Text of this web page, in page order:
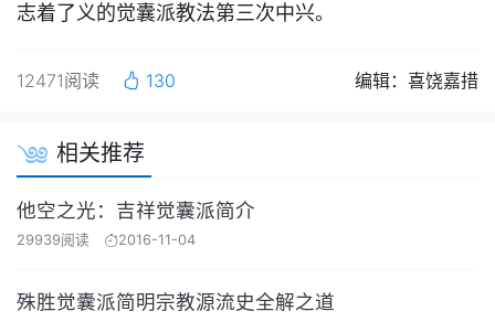
志着了义的觉囊派教法第三次中兴。
12471阅读 130 编辑：喜饶嘉措
相关推荐
他空之光：吉祥觉囊派简介
29939阅读 2016-11-04
殊胜觉囊派简明宗教源流史全解之道